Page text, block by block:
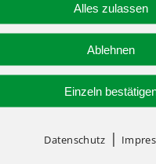
am
Maschinen sicher
Alles zulassen
Ablehnen
Einzeln
Datenschutz |